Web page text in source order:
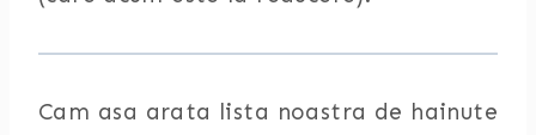
Cam asa arata lista noastra de hainute